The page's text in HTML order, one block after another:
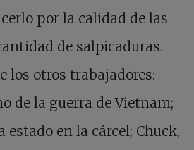
por la calidad de las
de salpicaduras.
los otros trabajadores:
de la guerra de Vietnam;
estado en la cárcel; Chuck,